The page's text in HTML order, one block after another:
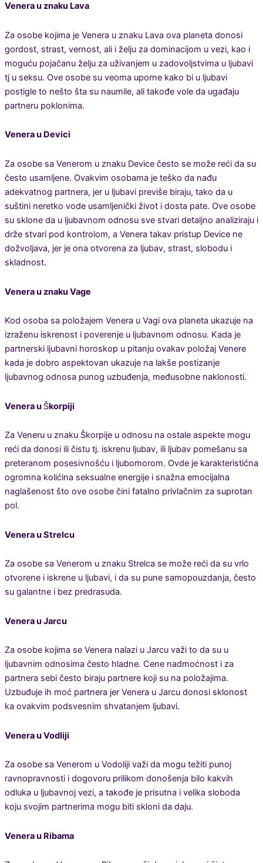
Venera u znaku Lava
Za osobe kojima je Venera u znaku Lava ova planeta donosi
gordost, strast, vernost, ali i želju za dominacijom u vezi, kao i
moguću pojačanu želju za uživanjem u zadovoljstvima u ljubavi
tj u seksu. Ove osobe su veoma uporne kako bi u ljubavi
postigle to nešto šta su naumile, ali takođe vole da ugađaju
partneru poklonima.
Venera u Devici
Za osobe sa Venerom u znaku Device često se može reći da su
često usamljene. Ovakvim osobama je teško da nađu
adekvatnog partnera, jer u ljubavi previše biraju, tako da u
suštini neretko vode usamljenički život i dosta pate. Ove osobe
su sklone da u ljubavnom odnosu sve stvari detaljno analiziraju i
drže stvari pod kontrolom, a Venera takav pristup Device ne
dožvoljava, jer je ona otvorena za ljubav, strast, slobodu i
skladnost.
Venera u znaku Vage
Kod osoba sa položajem Venera u Vagi ova planeta ukazuje na
izraženu iskrenost i poverenje u ljubavnom odnosu. Kada je
partnerski ljubavni horoskop u pitanju ovakav položaj Venere
kada je dobro aspektovan ukazuje na lakše postizanje
ljubavnog odnosa punog uzbuđenja, međusobne naklonosti.
Venera u Škorpiji
Za Veneru u znaku Škorpije u odnosu na ostale aspekte mogu
reći da donosi ili čistu tj. iskrenu ljubav, ili ljubav pomešanu sa
preteranom posesivnošću i ljubomorom. Ovde je karakteristićna
ogromna kolićina seksualne energije i snažna emocijalna
naglašenost što ove osobe čini fatalno privlačnim za suprotan
pol.
Venera u Strelcu
Za osobe sa Venerom u znaku Strelca se može reći da su vrlo
otvorene i iskrene u ljubavi, i da su pune samopouzdanja, često
su galantne i bez predrasuda.
Venera u Jarcu
Za osobe kojima se Venera nalazi u Jarcu važi to da su u
ljubavnim odnosima često hladne. Cene nadmoćnost i za
partnera sebi često biraju partnere koji su na položajima.
Uzbuđuje ih moć partnera jer Venera u Jarcu donosi sklonost
ka ovakvim podsvesnim shvatanjem ljubavi.
Venera u Vodliji
Za osobe sa Venerom u Vodoliji važi da mogu težiti punoj
ravnopravnosti i dogovoru prilikom donošenja bilo kakvih
odluka u ljubavnoj vezi, a takođe je prisutna i velika sloboda
koju svojim partnerima mogu biti skloni da daju.
Venera u Ribama